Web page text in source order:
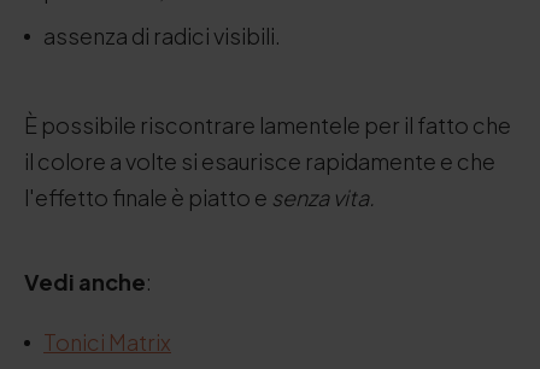
assenza di radici visibili.
È possibile riscontrare lamentele per il fatto che
il colore a volte si esaurisce rapidamente e che
l'effetto finale è piatto e senza vita.
Vedi anche:
Tonici Matrix